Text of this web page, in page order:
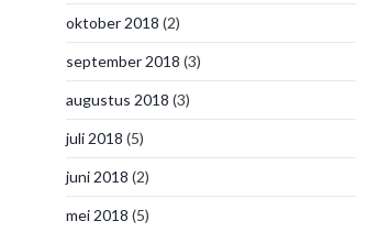
oktober 2018 (2)
september 2018 (3)
augustus 2018 (3)
juli 2018 (5)
juni 2018 (2)
mei 2018 (5)